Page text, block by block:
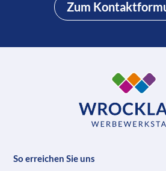
Zum
So erreichen Sie uns